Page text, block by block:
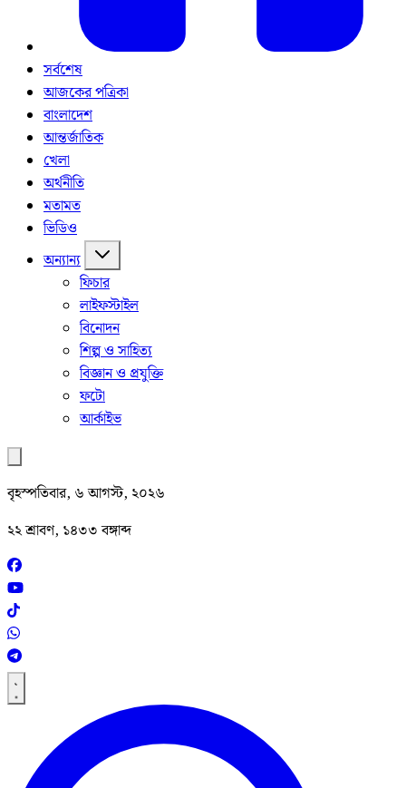
সর্বশেষ
আজকের পত্রিকা
বাংলাদেশ
আন্তর্জাতিক
খেলা
অর্থনীতি
মতামত
ভিডিও
অন্যান্য
ফিচার
লাইফস্টাইল
বিনোদন
শিল্প ও সাহিত্য
বিজ্ঞান ও প্রযুক্তি
ফটো
আর্কাইভ
বৃহস্পতিবার, ৬ আগস্ট, ২০২৬
২২ শ্রাবণ, ১৪৩৩ বঙ্গাব্দ